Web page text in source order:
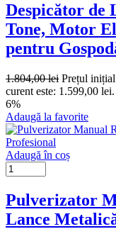
Despicător de
Tone, Motor
pentru
1.804,00lei Prețul
curent este: 1.599,00 lei.
6%
Adaugă la favorite
Adaugă în coș
Pulverizator
Lance